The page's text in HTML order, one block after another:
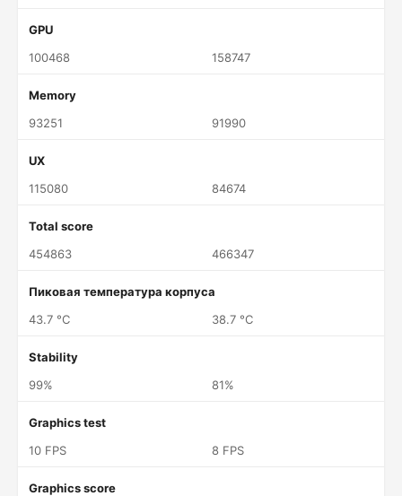
GPU
100468
158747
Memory
93251
91990
UX
115080
84674
Total score
454863
466347
Пиковая температура корпуса
43.7 °C
38.7 °C
Stability
99%
81%
Graphics test
10 FPS
8 FPS
Graphics score